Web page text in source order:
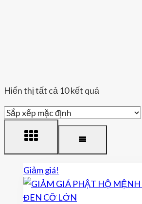
Hiển thị tất cả 10 kết quả
Giảm giá!